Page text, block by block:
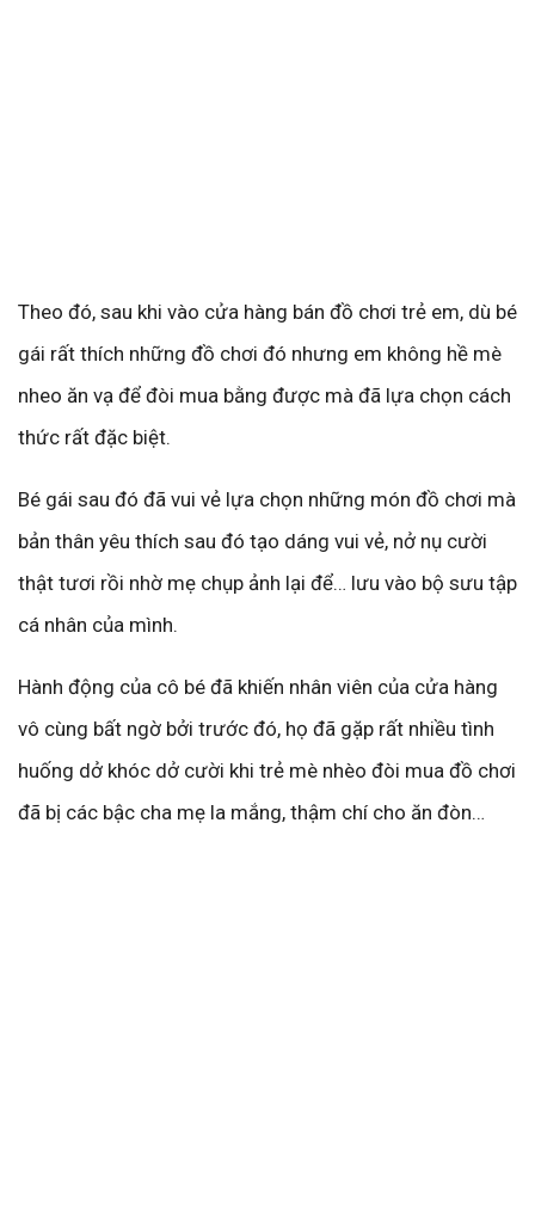
Theo đó, sau khi vào cửa hàng bán đồ chơi trẻ em, dù bé
gái rất thích những đồ chơi đó nhưng em không hề mè
nheo ăn vạ để đòi mua bằng được mà đã lựa chọn cách
thức rất đặc biệt.
Bé gái sau đó đã vui vẻ lựa chọn những món đồ chơi mà
bản thân yêu thích sau đó tạo dáng vui vẻ, nở nụ cười
thật tươi rồi nhờ mẹ chụp ảnh lại để… lưu vào bộ sưu tập
cá nhân của mình.
Hành động của cô bé đã khiến nhân viên của cửa hàng
vô cùng bất ngờ bởi trước đó, họ đã gặp rất nhiều tình
huống dở khóc dở cười khi trẻ mè nhèo đòi mua đồ chơi
đã bị các bậc cha mẹ la mắng, thậm chí cho ăn đòn…